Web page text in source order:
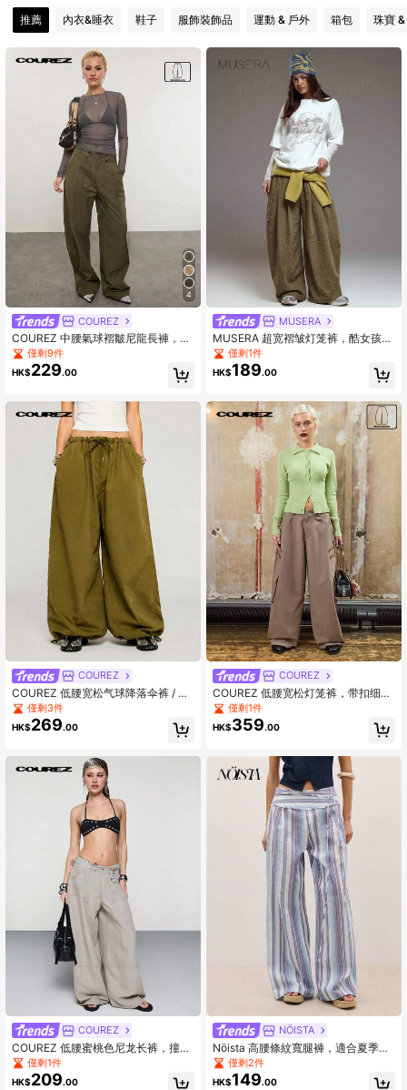
4.78 191K 追蹤者
推薦 內衣&睡衣 鞋子 服飾裝飾品 運動 & 戶外 箱包 珠寶
4
COUREZ
COUREZ 中腰氣球褶皺尼龍長褲，可
調腰帶，Y2K 春季女裝，街頭風抽繩
棕色長褲，外出穿搭，音樂節穿搭，
度假穿搭，夏季假期穿搭，旅行穿搭
僅剩9件
HK$229.00
COUREZ
COUREZ 低腰宽松气球降落伞裤 / Y2
K 春季女装宽松绿色长裤外出装扮音
乐节装扮演唱会装扮夏季女装夏季长
裤
僅剩3件
HK$269.00
COUREZ
COUREZ 低腰蜜桃色尼龙长裤，撞色
缝线设计 / Y2K 夏季女装下装，适合
外出、派对、节日等各种场合，是夏
季和春季女性的理想选择。
僅剩1件
HK$209.00
MUSERA
MUSERA 超宽褶皱灯笼裤，酷女孩舒
适可爱户外探险风，Y2K风格，春夏
休闲度假风
僅剩1件
HK$189.00
COUREZ
COUREZ 低腰宽松灯笼裤，带扣细节
/ Y2K 风格外出阔腿裤，适合秋季和
冬季女士外出穿着
僅剩1件
HK$359.00
NÖISTA
Nöista 高腰條紋寬腿褲，適合夏季、
秋季、海灘與度假。
僅剩2件
HK$149.00